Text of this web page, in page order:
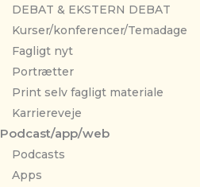
DEBAT & EKSTERN DEBAT
Kurser/konferencer/Temadage
Fagligt nyt
Portrætter
Print selv fagligt materiale
Karriereveje
Podcast/app/web
Podcasts
Apps